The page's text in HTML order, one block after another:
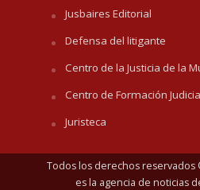
Jusbaires Editorial
Defensa del litigante
Centro de la Justicia de la
Centro de Formación
Juristeca
Todos los derechos reservados
es la agencia de noticias